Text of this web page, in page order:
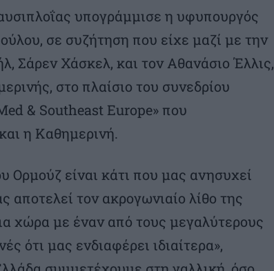
υπογράμμισε η υφυπουργός
σε συζήτηση που είχε μαζί με την
Σάρεν Χάσκελ, και τον Αθανάσιο Έλλις,
στο πλαίσιο του συνεδρίου
& Southeast Europe» που
η Καθημερινή.
Ορμούζ είναι κάτι που μας ανησυχεί
αποτελεί τον ακρογωνιαίο λίθο της
χώρα με έναν από τους μεγαλύτερους
ότι μας ενδιαφέρει ιδιαίτερα»,